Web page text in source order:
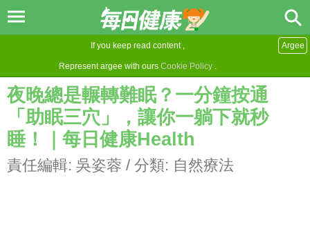
If you keep read content ,
Represent argee with ours Cookie Policy .
Argee
夜晚總是輾轉難眠？一分鐘按通
「助眠三穴」，讓你一躺下就秒
睡！｜每日健康Health
責任編輯: 吳姿蓉 / 分類: 自然療法